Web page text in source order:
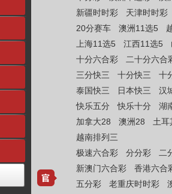
新疆时时彩
天津时时彩
20分赛车
澳洲11选5
上海11选5
江西11选5
十分六合彩
二十分六合
三分快三
十分快三
十
泰国快三
日本快三
汉
快乐五分
快乐十分
湖
加拿大28
澳洲28
土耳
越南排列三
极速六合彩
分分彩
二
新澳门六合彩
香港六合
五分彩
老重庆时时彩